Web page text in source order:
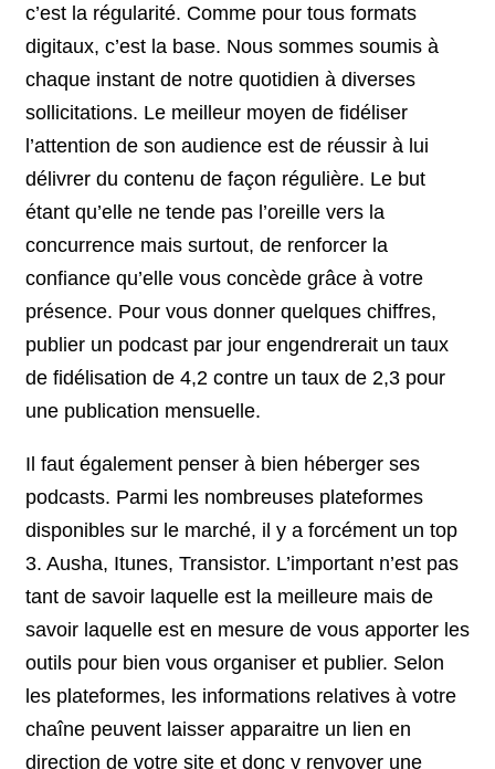
c’est la régularité. Comme pour tous formats
digitaux, c’est la base. Nous sommes soumis à
chaque instant de notre quotidien à diverses
sollicitations. Le meilleur moyen de fidéliser
l’attention de son audience est de réussir à lui
délivrer du contenu de façon régulière. Le but
étant qu’elle ne tende pas l’oreille vers la
concurrence mais surtout, de renforcer la
confiance qu’elle vous concède grâce à votre
présence. Pour vous donner quelques chiffres,
publier un podcast par jour engendrerait un taux
de fidélisation de 4,2 contre un taux de 2,3 pour
une publication mensuelle.
Il faut également penser à bien héberger ses
podcasts. Parmi les nombreuses plateformes
disponibles sur le marché, il y a forcément un top
3. Ausha, Itunes, Transistor. L’important n’est pas
tant de savoir laquelle est la meilleure mais de
savoir laquelle est en mesure de vous apporter les
outils pour bien vous organiser et publier. Selon
les plateformes, les informations relatives à votre
chaîne peuvent laisser apparaitre un lien en
direction de votre site et donc y renvoyer une